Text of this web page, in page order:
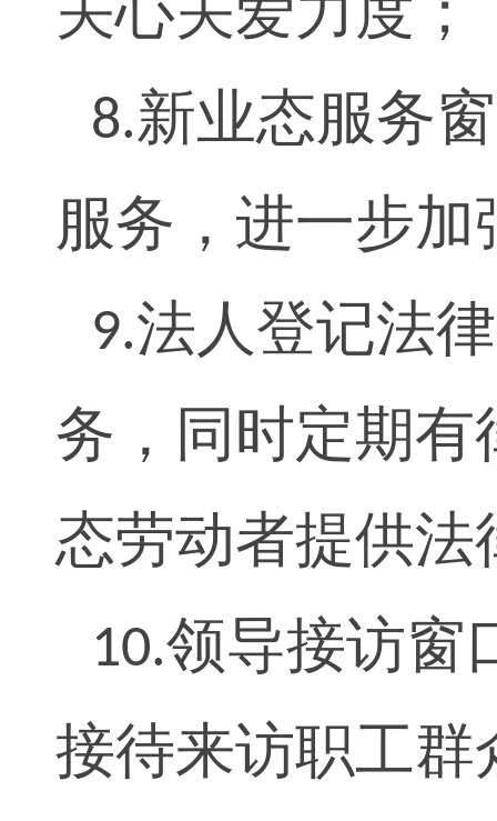
8.新业态服务
服务，进一步
9.法人登记法
务，同时定期
态劳动者提供
10.领导接访窗
接待来访职工